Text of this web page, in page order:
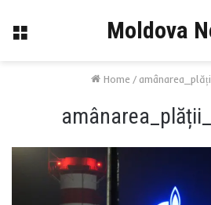
Menu Moldova
Home /